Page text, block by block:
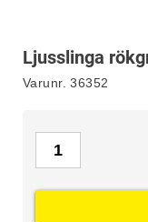
Ljusslinga
Varunr. 36352